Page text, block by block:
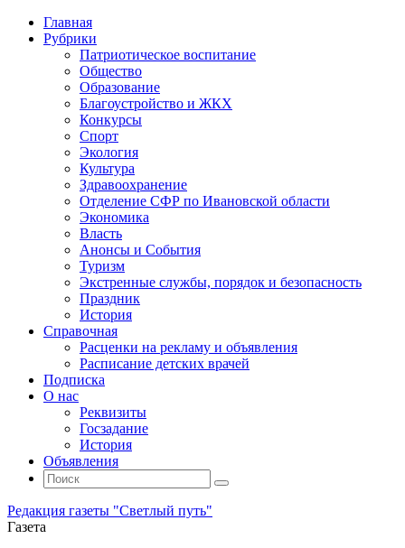
Главная
Рубрики
Патриотическое воспитание
Общество
Образование
Благоустройство и ЖКХ
Конкурсы
Спорт
Экология
Культура
Здравоохранение
Отделение СФР по Ивановской области
Экономика
Власть
Анонсы и События
Туризм
Экстренные службы, порядок и безопасность
Праздник
История
Справочная
Расценки на рекламу и объявления
Расписание детских врачей
Подписка
О нас
Реквизиты
Госзадание
История
Объявления
Поиск
Искать:
Поиск
Редакция газеты "Светлый путь"
Газета